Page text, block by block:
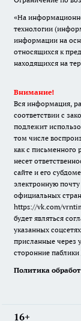
«На
технологии
информации на
относящихся к
находящихся на
Внимание!
Вся информация,
соответствии с
подлежит
том числе
как с письменного
несет
сайте и его
электронную
официальных
https://vk.com/
будет являться
указанных
присланные через
сторонние
Политика
16+